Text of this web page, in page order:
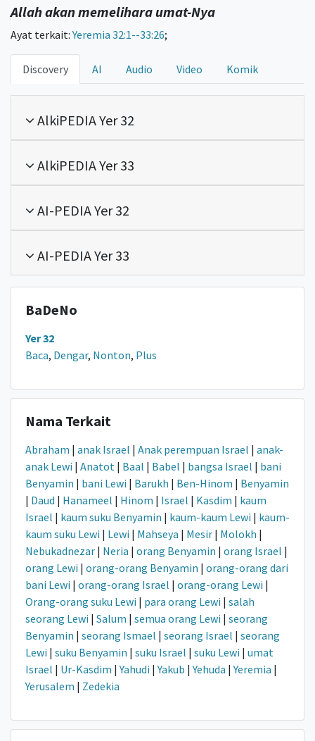
Allah akan memelihara umat-Nya
Ayat terkait:Yeremia 32:1--33:26;
Discovery AI Audio Video Komik
AlkiPEDIA Yer 32
AlkiPEDIA Yer 33
AI-PEDIA Yer 32
AI-PEDIA Yer 33
BaDeNo
Yer 32
Baca, Dengar, Nonton, Plus
Nama Terkait
Abraham | anak Israel | Anak perempuan Israel | anak-
anak Lewi | Anatot | Baal | Babel | bangsa Israel | bani
Benyamin | bani Lewi | Barukh | Ben-Hinom | Benyamin
| Daud | Hanameel | Hinom | Israel | Kasdim | kaum
Israel | kaum suku Benyamin | kaum-kaum Lewi | kaum-
kaum suku Lewi | Lewi | Mahseya | Mesir | Molokh |
Nebukadnezar | Neria | orang Benyamin | orang Israel |
orang Lewi | orang-orang Benyamin | orang-orang dari
bani Lewi | orang-orang Israel | orang-orang Lewi |
Orang-orang suku Lewi | para orang Lewi | salah
seorang Lewi | Salum | semua orang Lewi | seorang
Benyamin | seorang Ismael | seorang Israel | seorang
Lewi | suku Benyamin | suku Israel | suku Lewi | umat
Israel | Ur-Kasdim |Yahudi |Yakub |Yehuda |Yeremia |
Yerusalem | Zedekia